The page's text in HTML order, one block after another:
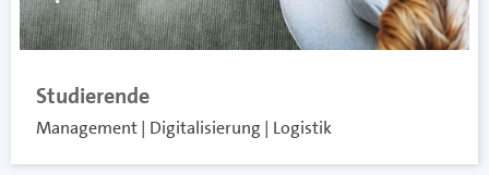
Studierende
Management | Digitalisierung | Logistik